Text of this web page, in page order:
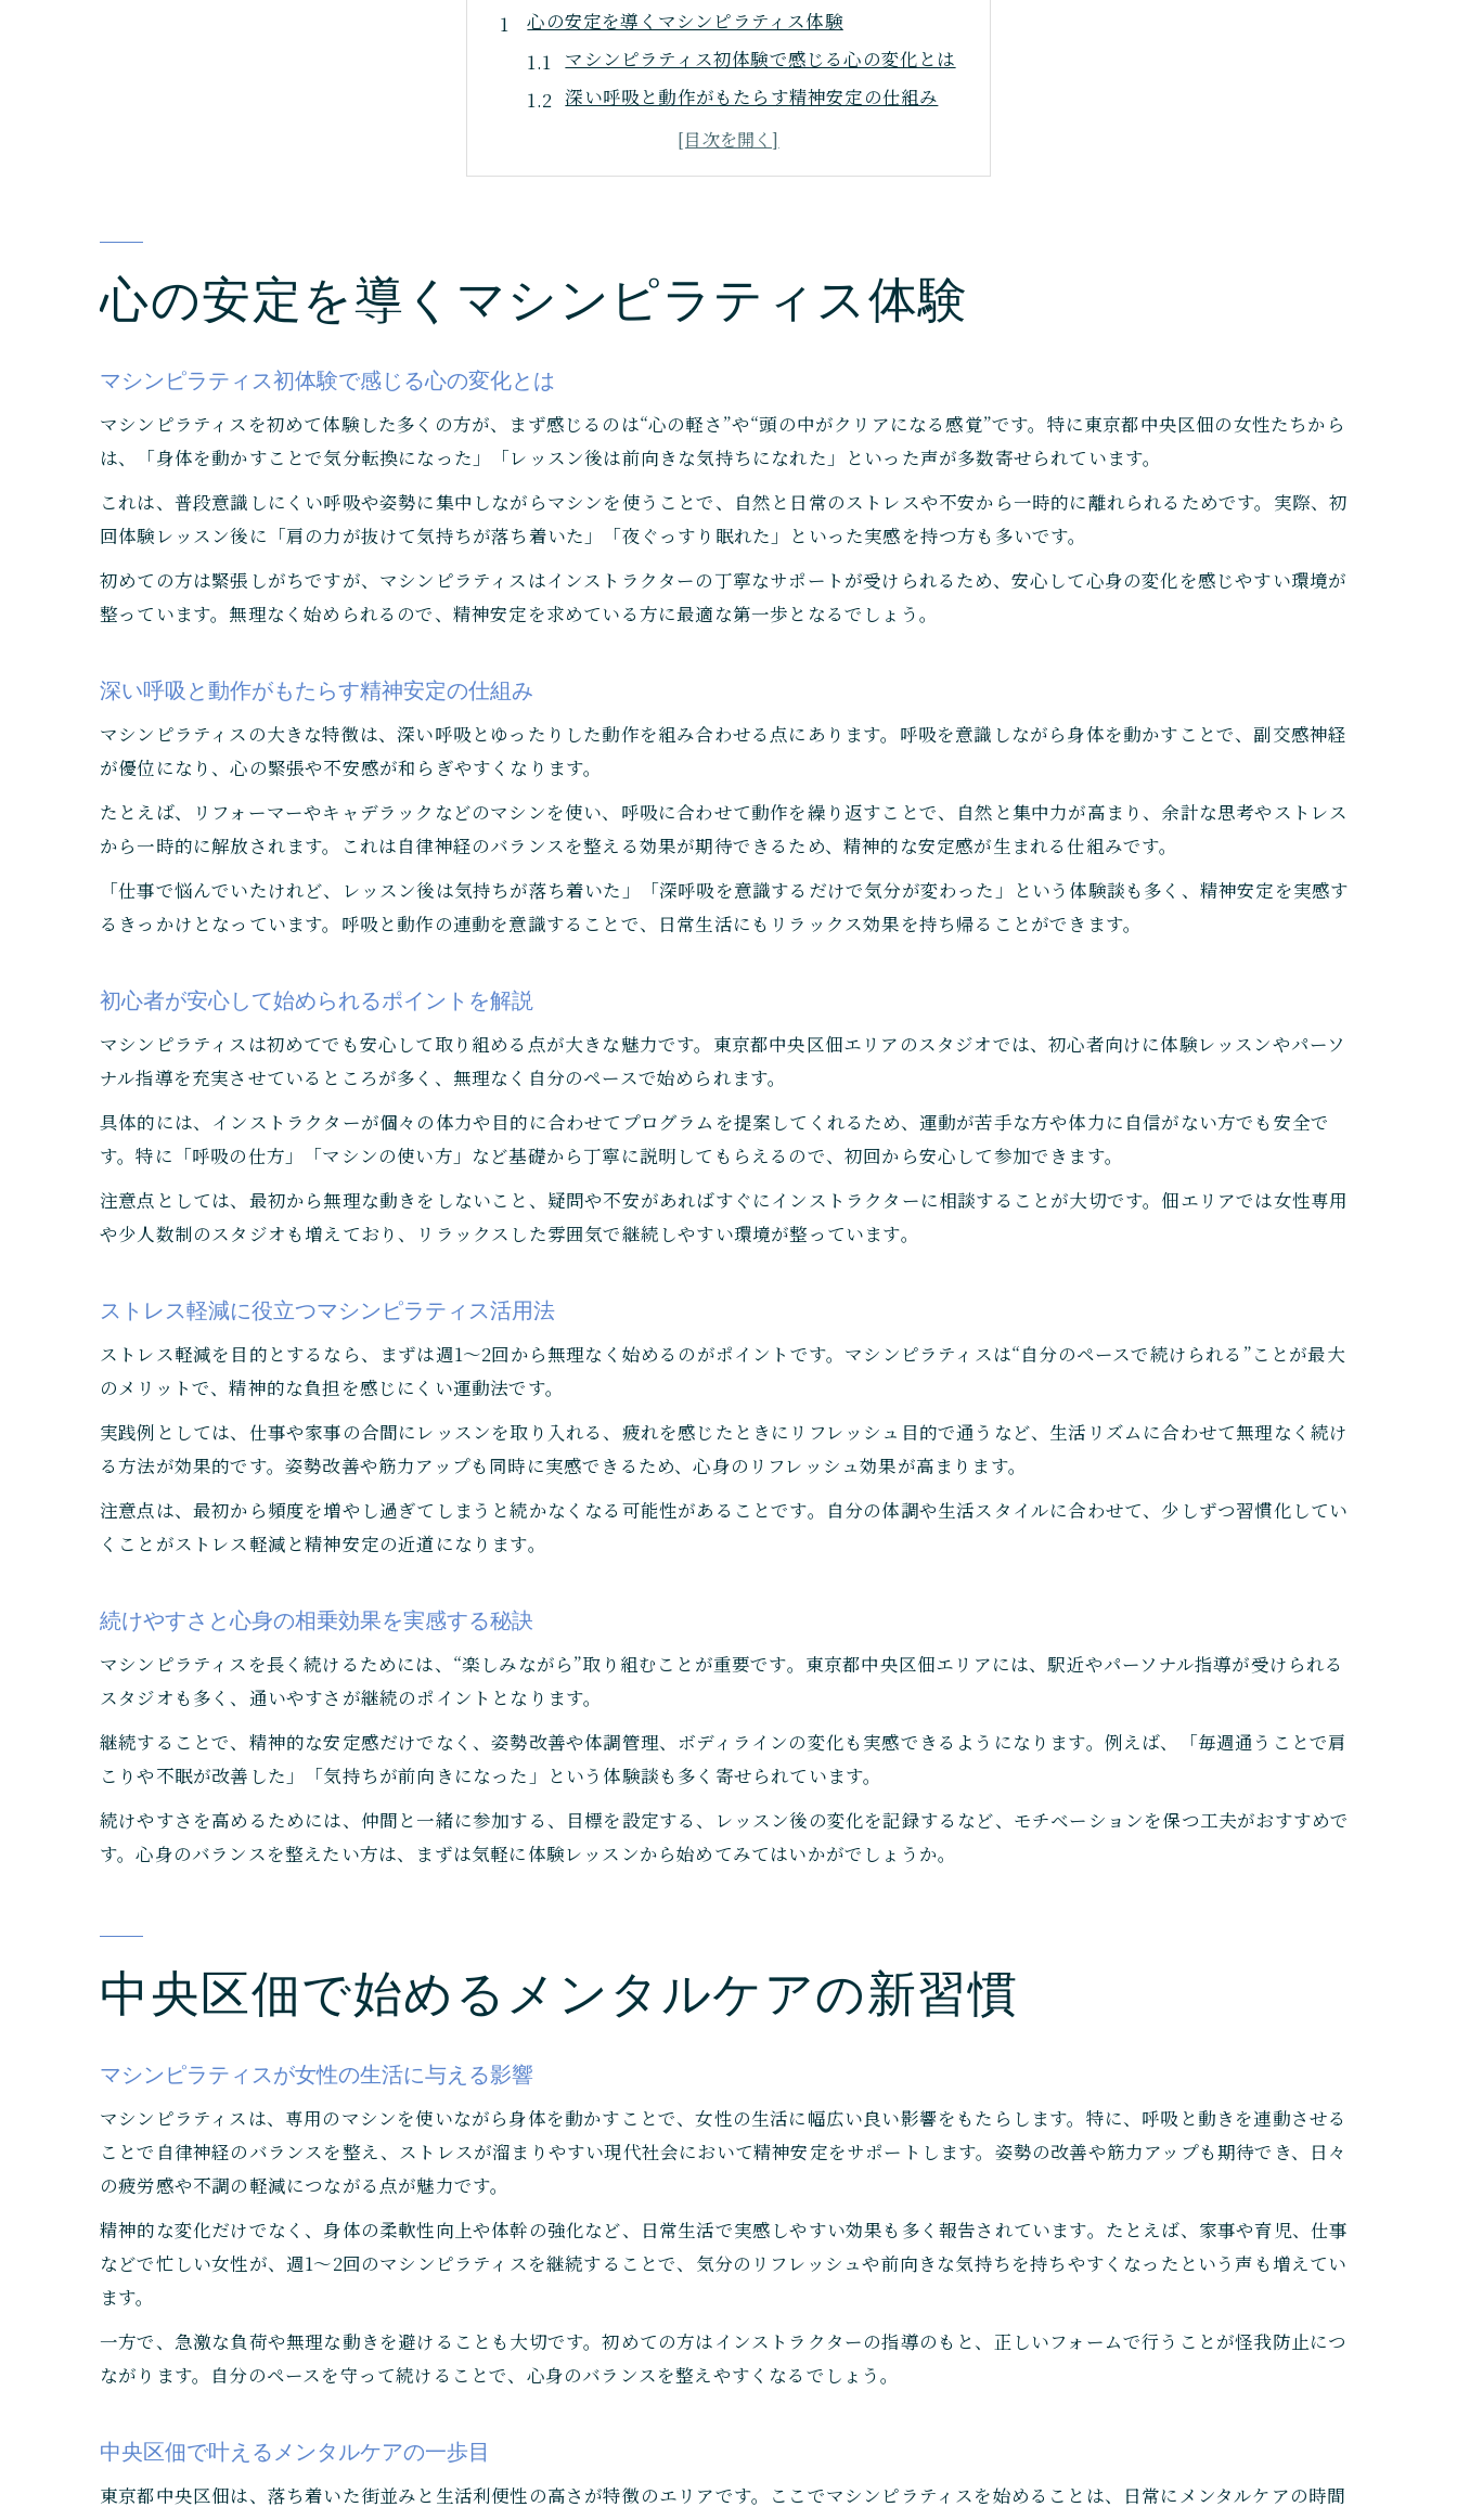
心の安定を導くマシンピラティス体験
マシンピラティス初体験で感じる心の変化とは
深い呼吸と動作がもたらす精神安定の仕組み
初心者が安心して始められるポイントを解説
ストレス軽減に役立つマシンピラティス活用法
マシンピラティスが女性の生活に与える影響
中央区佃で叶えるメンタルケアの一歩目
地元女性が語るメンタル安定のリアル体験談
マシンピラティスが叶える女性の精神安定
女性特有の悩みに応えるマシンピラティスの力
マシンピラティスで自律神経を整える方法
心身のバランスを意識したレッスンプログラム
安心して続けられる環境選びのポイント
ストレス解消に効果的なピラティス活用法
マシンピラティスで実感するストレス解消効果
呼吸法と動きでリフレッシュするコツを伝授
日常のストレスを溜めない生活習慣の工夫
マシンピラティス継続で得られる前向き変化
ストレッチの併用で心身をリセットする方法
週1回続けると実感できる変化とその秘訣
無理なく習慣化するスケジュールの立て方
体調や姿勢に現れるポジティブな変化
メンタル安定を実感した体験談を紹介
姿勢改善も期待できる佃での運動習慣
マシンピラティスで姿勢改善が期待できる理由
身体の歪みを整える運動のポイント
姿勢改善が心にもたらす良い影響とは
心の安定を導くマシンピラティス体験
マシンピラティス初体験で感じる心の変化とは
マシンピラティスを初めて体験した多くの方が、まず感じるのは“心の軽さ”や“頭の中がクリアになる感覚”です。特に東京都中央区佃の女性たちから
は、「身体を動かすことで気分転換になった」「レッスン後は前向きな気持ちになれた」といった声が多数寄せられています。
これは、普段意識しにくい呼吸や姿勢に集中しながらマシンを使うことで、自然と日常のストレスや不安から一時的に離れられるためです。実際、初
回体験レッスン後に「肩の力が抜けて気持ちが落ち着いた」「夜ぐっすり眠れた」といった実感を持つ方も多いです。
初めての方は緊張しがちですが、マシンピラティスはインストラクターの丁寧なサポートが受けられるため、安心して心身の変化を感じやすい環境が
整っています。無理なく始められるので、精神安定を求めている方に最適な第一歩となるでしょう。
深い呼吸と動作がもたらす精神安定の仕組み
マシンピラティスの大きな特徴は、深い呼吸とゆったりした動作を組み合わせる点にあります。呼吸を意識しながら身体を動かすことで、副交感神経
が優位になり、心の緊張や不安感が和らぎやすくなります。
たとえば、リフォーマーやキャデラックなどのマシンを使い、呼吸に合わせて動作を繰り返すことで、自然と集中力が高まり、余計な思考やストレス
から一時的に解放されます。これは自律神経のバランスを整える効果が期待できるため、精神的な安定感が生まれる仕組みです。
「仕事で悩んでいたけれど、レッスン後は気持ちが落ち着いた」「深呼吸を意識するだけで気分が変わった」という体験談も多く、精神安定を実感す
るきっかけとなっています。呼吸と動作の連動を意識することで、日常生活にもリラックス効果を持ち帰ることができます。
初心者が安心して始められるポイントを解説
マシンピラティスは初めてでも安心して取り組める点が大きな魅力です。東京都中央区佃エリアのスタジオでは、初心者向けに体験レッスンやパーソ
ナル指導を充実させているところが多く、無理なく自分のペースで始められます。
具体的には、インストラクターが個々の体力や目的に合わせてプログラムを提案してくれるため、運動が苦手な方や体力に自信がない方でも安全で
す。特に「呼吸の仕方」「マシンの使い方」など基礎から丁寧に説明してもらえるので、初回から安心して参加できます。
注意点としては、最初から無理な動きをしないこと、疑問や不安があればすぐにインストラクターに相談することが大切です。佃エリアでは女性専用
や少人数制のスタジオも増えており、リラックスした雰囲気で継続しやすい環境が整っています。
ストレス軽減に役立つマシンピラティス活用法
ストレス軽減を目的とするなら、まずは週1～2回から無理なく始めるのがポイントです。マシンピラティスは“自分のペースで続けられる”ことが最大
のメリットで、精神的な負担を感じにくい運動法です。
実践例としては、仕事や家事の合間にレッスンを取り入れる、疲れを感じたときにリフレッシュ目的で通うなど、生活リズムに合わせて無理なく続け
る方法が効果的です。姿勢改善や筋力アップも同時に実感できるため、心身のリフレッシュ効果が高まります。
注意点は、最初から頻度を増やし過ぎてしまうと続かなくなる可能性があることです。自分の体調や生活スタイルに合わせて、少しずつ習慣化してい
くことがストレス軽減と精神安定の近道になります。
続けやすさと心身の相乗効果を実感する秘訣
マシンピラティスを長く続けるためには、“楽しみながら”取り組むことが重要です。東京都中央区佃エリアには、駅近やパーソナル指導が受けられる
スタジオも多く、通いやすさが継続のポイントとなります。
継続することで、精神的な安定感だけでなく、姿勢改善や体調管理、ボディラインの変化も実感できるようになります。例えば、「毎週通うことで肩
こりや不眠が改善した」「気持ちが前向きになった」という体験談も多く寄せられています。
続けやすさを高めるためには、仲間と一緒に参加する、目標を設定する、レッスン後の変化を記録するなど、モチベーションを保つ工夫がおすすめで
す。心身のバランスを整えたい方は、まずは気軽に体験レッスンから始めてみてはいかがでしょうか。
中央区佃で始めるメンタルケアの新習慣
マシンピラティスが女性の生活に与える影響
マシンピラティスは、専用のマシンを使いながら身体を動かすことで、女性の生活に幅広い良い影響をもたらします。特に、呼吸と動きを連動させる
ことで自律神経のバランスを整え、ストレスが溜まりやすい現代社会において精神安定をサポートします。姿勢の改善や筋力アップも期待でき、日々
の疲労感や不調の軽減につながる点が魅力です。
精神的な変化だけでなく、身体の柔軟性向上や体幹の強化など、日常生活で実感しやすい効果も多く報告されています。たとえば、家事や育児、仕事
などで忙しい女性が、週1～2回のマシンピラティスを継続することで、気分のリフレッシュや前向きな気持ちを持ちやすくなったという声も増えてい
ます。
一方で、急激な負荷や無理な動きを避けることも大切です。初めての方はインストラクターの指導のもと、正しいフォームで行うことが怪我防止につ
ながります。自分のペースを守って続けることで、心身のバランスを整えやすくなるでしょう。
中央区佃で叶えるメンタルケアの一歩目
東京都中央区佃は、落ち着いた街並みと生活利便性の高さが特徴のエリアです。ここでマシンピラティスを始めることは、日常にメンタルケアの時間
ご予約はこちら
ご予約はこちら